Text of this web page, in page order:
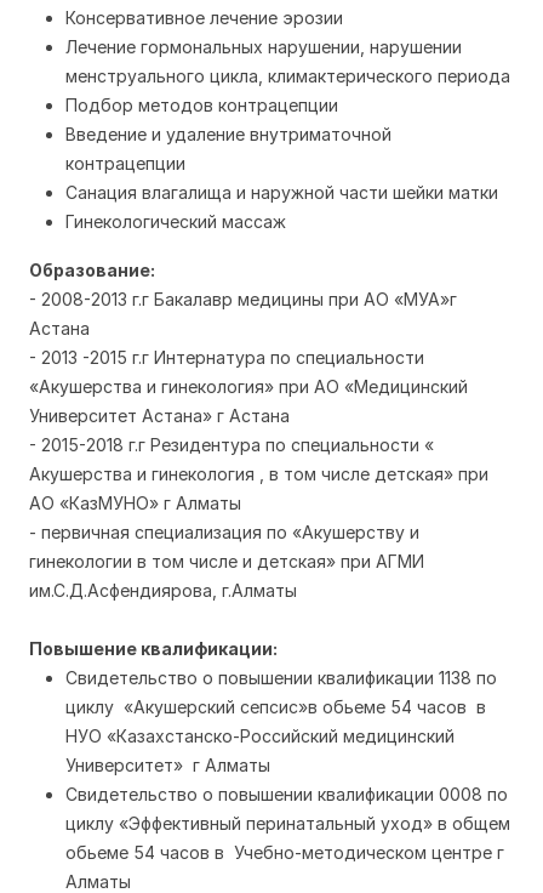
Консервативное лечение эрозии
Лечение гормональных нарушении, нарушении
менструального цикла, климактерического периода
Подбор методов контрацепции
Введение и удаление внутриматочной
контрацепции
Санация влагалища и наружной части шейки матки
Гинекологический массаж
Образование:
- 2008-2013 г.г Бакалавр медицины при АО «МУА»г
Астана
- 2013 -2015 г.г Интернатура по специальности
«Акушерства и гинекология» при АО «Медицинский
Университет Астана» г Астана
- 2015-2018 г.г Резидентура по специальности «
Акушерства и гинекология , в том числе детская» при
АО «КазМУНО» г Алматы
- первичная специализация по «Акушерству и
гинекологии в том числе и детская» при АГМИ
им.С.Д.Асфендиярова, г.Алматы
Повышение квалификации:
Свидетельство о повышении квалификации 1138 по
циклу «Акушерский сепсис»в обьеме 54 часов в
НУО «Казахстанско-Российский медицинский
Университет» г Алматы
Свидетельство о повышении квалификации 0008 по
циклу «Эффективный перинатальный уход» в общем
обьеме 54 часов в Учебно-методическом центре г
Алматы